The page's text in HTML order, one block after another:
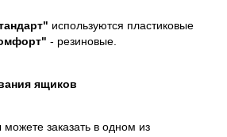
используются пластиковые
- резиновые.
ящиков
можете заказать в одном из